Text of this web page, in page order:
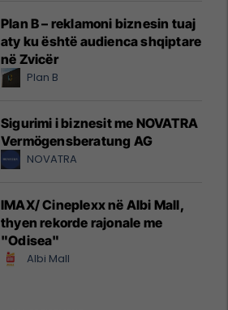
Plan B – reklamoni biznesin tuaj
aty ku është audienca shqiptare
në Zvicër
Plan B
Sigurimi i biznesit me NOVATRA
Vermögensberatung AG
NOVATRA
IMAX/ Cineplexx në Albi Mall,
thyen rekorde rajonale me
"Odisea"
Albi Mall